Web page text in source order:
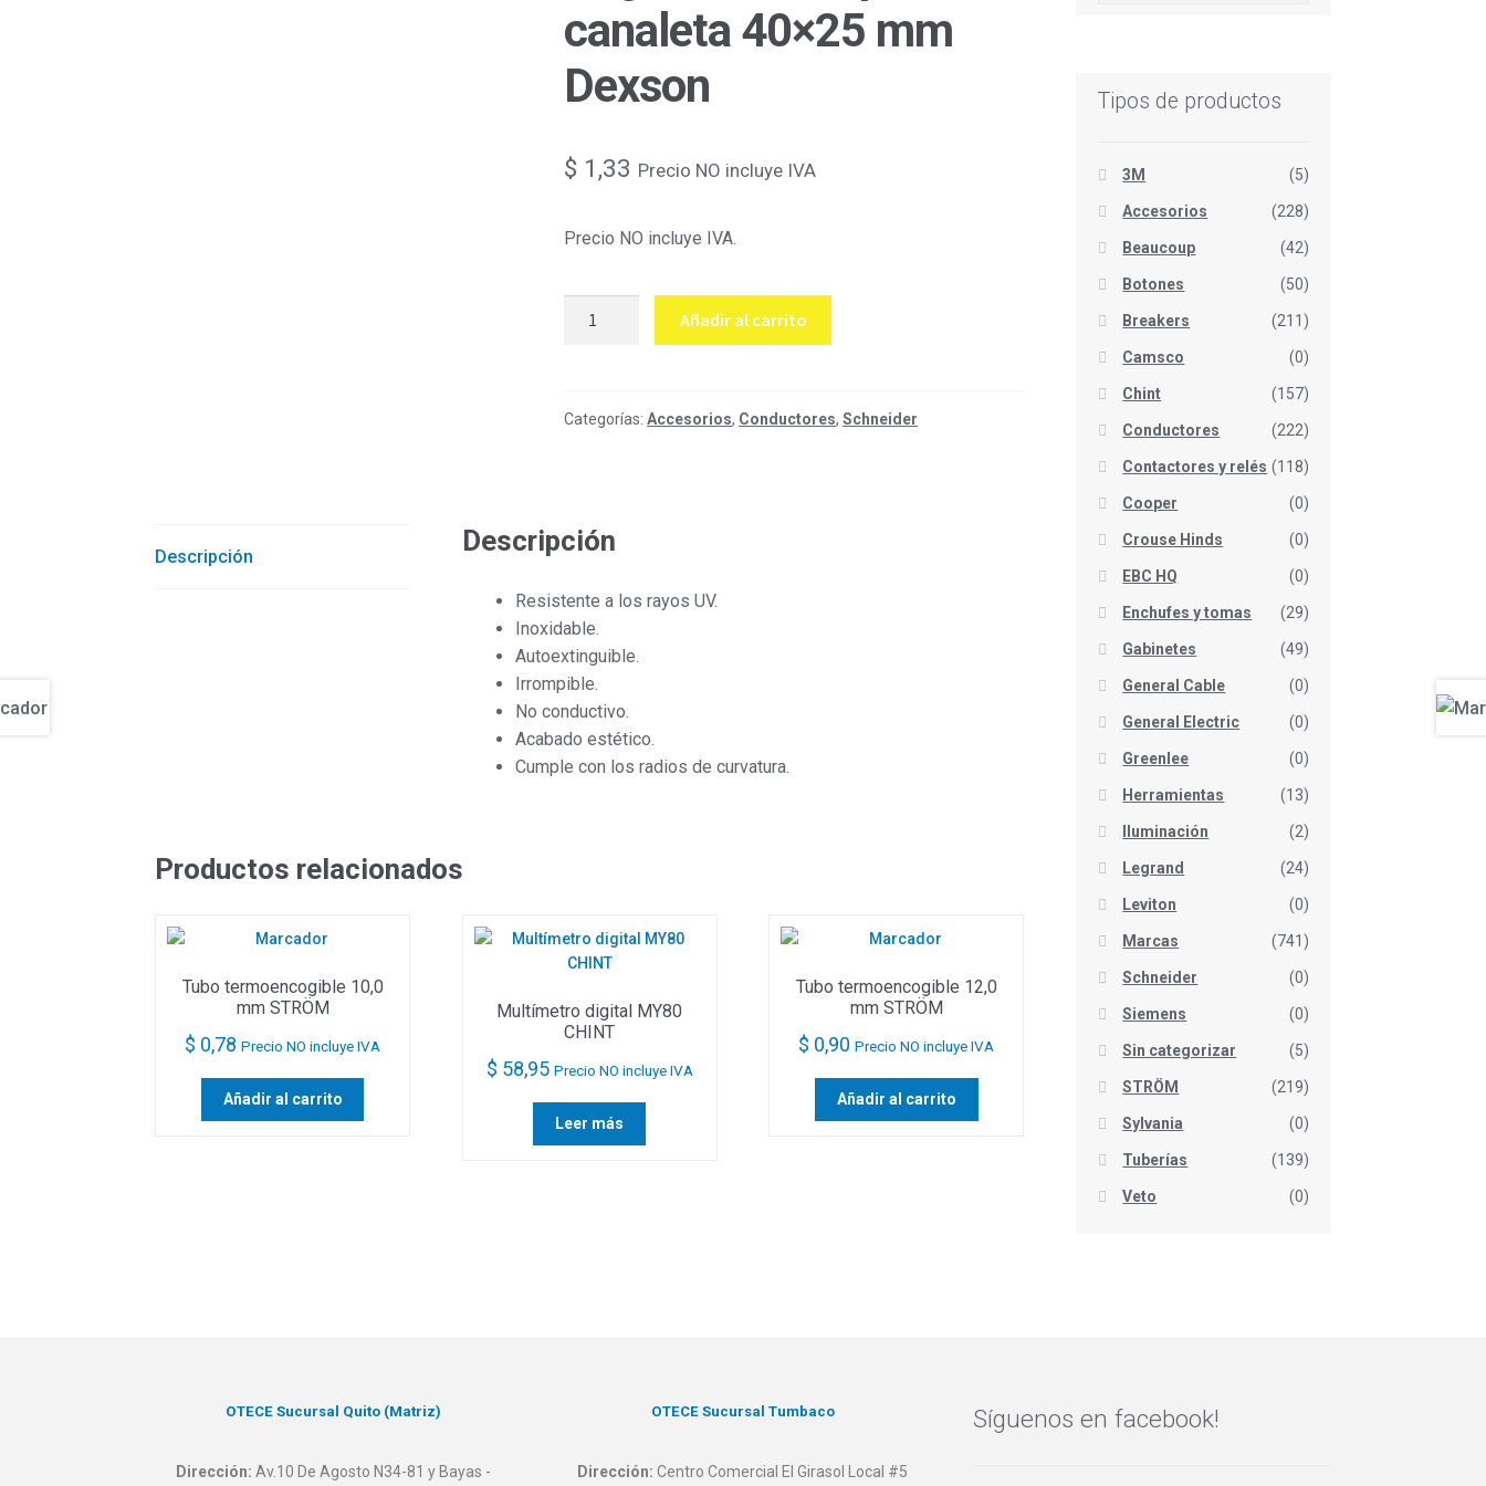
canaleta 40×25 mm
Dexson
$ 1,33 Precio NO incluye IVA
Precio NO incluye IVA.
40x25
Añadir al carrito
Categorías:Accesorios, Conductores,Schneider
Descripción Descripción
Resistente a los rayos UV.
Inoxidable.
Autoextinguible.
Irrompible.
No conductivo.
Acabado estético.
Cumple con los radios de curvatura.
Productos relacionados
Tubo termoencogible 10,0
mm STRÖM
$ 0,78 Precio NO incluye IVA
Añadir al carrito
Multímetro digital MY80
CHINT
$ 58,95 Precio NO incluye IVA
Leer más
Tubo termoencogible 12,0
mm STRÖM
$ 0,90 Precio NO incluye IVA
Añadir al carrito
Tipos de productos
3M (5)
Accesorios (228)
Beaucoup (42)
Botones (50)
Breakers (211)
Camsco (0)
Chint (157)
Conductores (222)
Contactores y relés (118)
Cooper (0)
Crouse Hinds (0)
EBC HQ (0)
Enchufes y tomas (29)
Gabinetes (49)
General Cable (0)
General Electric (0)
Greenlee (0)
Herramientas (13)
Iluminación (2)
Legrand (24)
Leviton (0)
Marcas (741)
Schneider (0)
Siemens (0)
Sin categorizar (5)
STRÖM (219)
Sylvania (0)
Tuberías (139)
Veto (0)
OTECE Sucursal Quito (Matriz)
Dirección: Av.10 De Agosto N34-81 y Bayas -
OTECE Sucursal Tumbaco
Dirección: Centro Comercial El Girasol Local #5
Síguenos en facebook!